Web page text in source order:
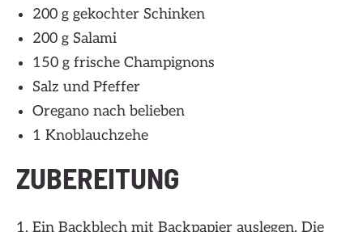
200 g gekochter Schinken
200 g Salami
150 g frische Champignons
Salz und Pfeffer
Oregano nach belieben
1 Knoblauchzehe
ZUBEREITUNG
Ein Backblech mit Backpapier auslegen. Die